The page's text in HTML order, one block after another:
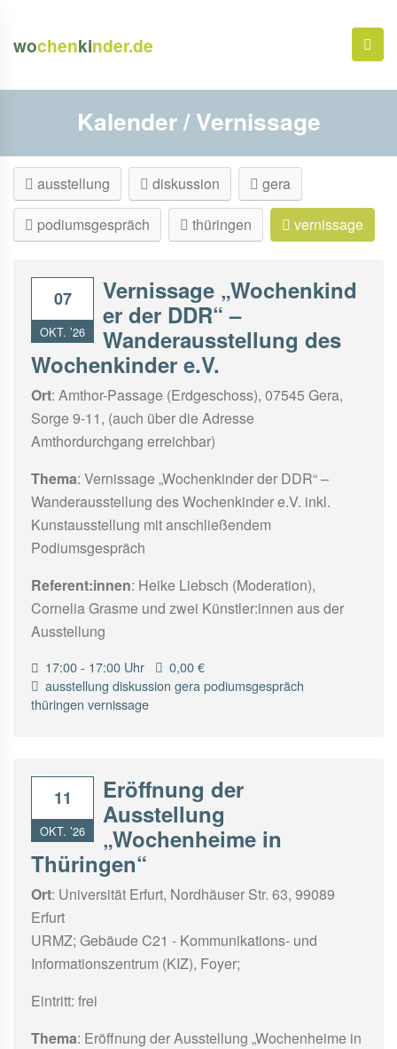
wochenkinder.de
Kalender / Vernissage
ausstellung diskussion
gera
podiumsgespräch
thüringen vernissage
07
OKT. ’26
Vernissage „Wochenkind
er der DDR“ –
Wanderausstellung des
Wochenkinder e.V.
Ort: Amthor-Passage (Erdgeschoss), 07545 Gera,
Sorge 9-11, (auch über die Adresse
Amthordurchgang erreichbar)
Thema: Vernissage „Wochenkinder der DDR“ –
Wanderausstellung des Wochenkinder e.V. inkl.
Kunstausstellung mit anschließendem
Podiumsgespräch
Referent:innen: Heike Liebsch (Moderation),
Cornelia Grasme und zwei Künstler:innen aus der
Ausstellung
17:00 - 17:00 Uhr
0,00 €
ausstellung diskussion gera podiumsgespräch
thüringen vernissage
11
OKT. ’26
Eröffnung der
Ausstellung
„Wochenheime in
Thüringen“
Ort: Universität Erfurt, Nordhäuser Str. 63, 99089
Erfurt
URMZ; Gebäude C21 - Kommunikations- und
Informationszentrum (KIZ), Foyer;
Eintritt: frei
Thema: Eröffnung der Ausstellung „Wochenheime in